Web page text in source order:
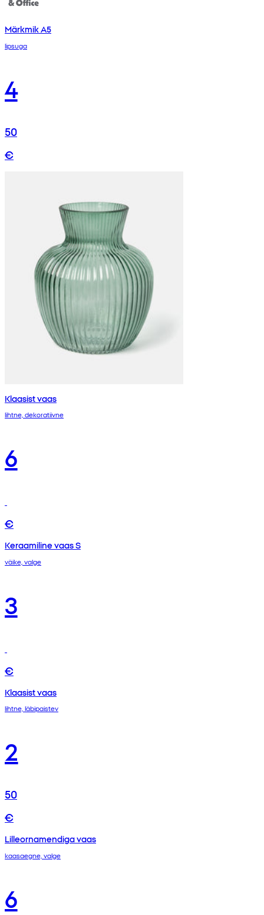
Märkmik A5
lipsuga
4
50
€
Klaasist vaas
lihtne, dekoratiivne
6
€
Keraamiline vaas S
väike, valge
3
€
Klaasist vaas
lihtne, läbipaistev
2
50
€
Lilleornamendiga vaas
kaasaegne, valge
6